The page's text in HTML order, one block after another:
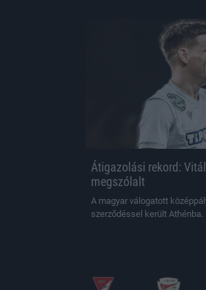
Átigazolási rekord:
megszólalt
A magyar válogatott
szerződéssel került Athénba.